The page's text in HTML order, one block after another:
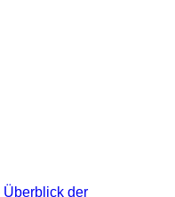
Überblick der